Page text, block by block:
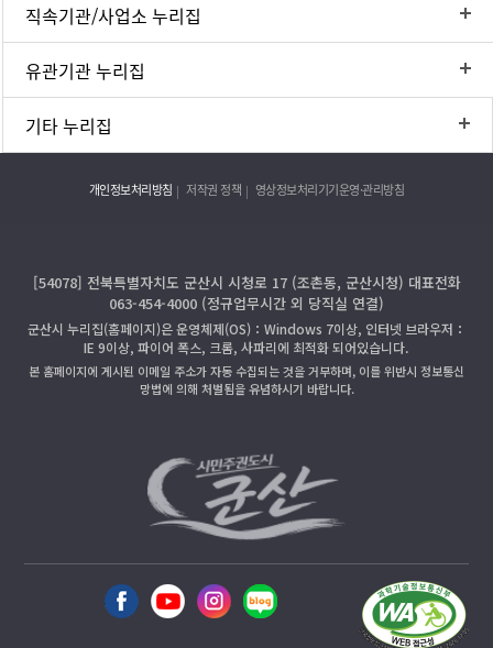
직속기관/사업소 누리집
유관기관 누리집
기타 누리집
개인정보처리방침 저작권 정책 영상정보처리기기운영·관리방침
[54078] 전북특별자치도 군산시 시청로 17 (조촌동, 군산시청) 대표전화
063-454-4000 (정규업무시간 외 당직실 연결)
군산시 누리집(홈페이지)은 운영체제(OS)：Windows 7이상, 인터넷 브라우저：
IE 9이상, 파이어 폭스, 크롬, 사파리에 최적화 되어있습니다.
본 홈페이지에 게시된 이메일 주소가 자동 수집되는 것을 거부하며, 이를 위반시 정보통신
망법에 의해 처벌됨을 유념하시기 바랍니다.